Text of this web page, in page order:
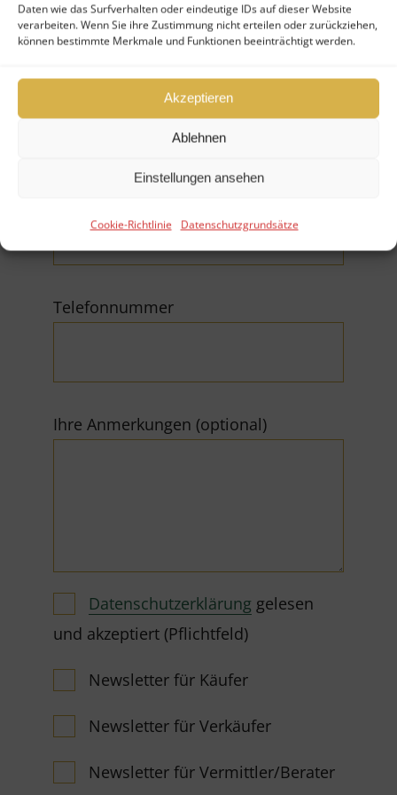
Daten wie das Surfverhalten oder eindeutige IDs auf dieser Website
verarbeiten. Wenn Sie ihre Zustimmung nicht erteilen oder zurückziehen,
können bestimmte Merkmale und Funktionen beeinträchtigt werden.
Akzeptieren
Ablehnen
Einstellungen ansehen
Cookie-Richtlinie Datenschutzgrundsätze
Firma
E-Mail (*Pflichtfeld)
Telefonnummer
Ihre Anmerkungen (optional)
Datenschutzerklärung gelesen
und akzeptiert (Pflichtfeld)
Newsletter für Käufer
Newsletter für Verkäufer
Newsletter für Vermittler/Berater